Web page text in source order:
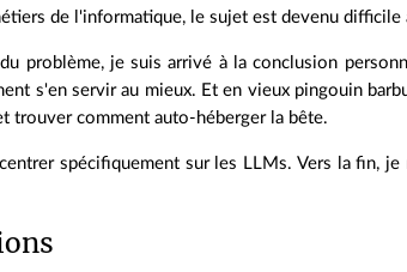
de l'informatique, le sujet est devenu difficile
du problème, je suis arrivé à la conclusion
s'en servir au mieux. Et en vieux pingouin
trouver comment auto-héberger la bête.
spécifiquement sur les LLMs. Vers la fin,